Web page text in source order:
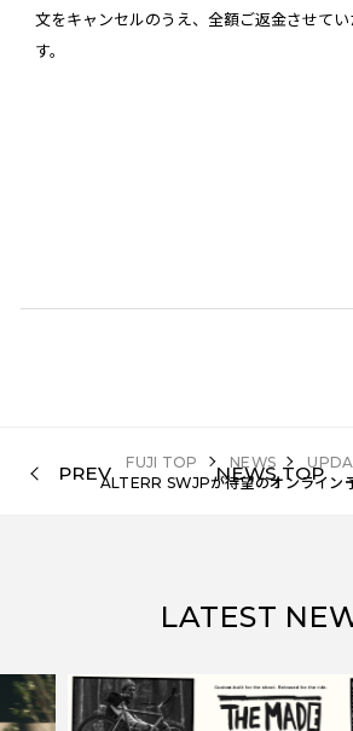
文をキャンセルのうえ、全額ご返金させて
す。
FUJI TOP NEWS
ALTERR SWJPが待望のオンライン
PREV NEWS TOP
LATEST